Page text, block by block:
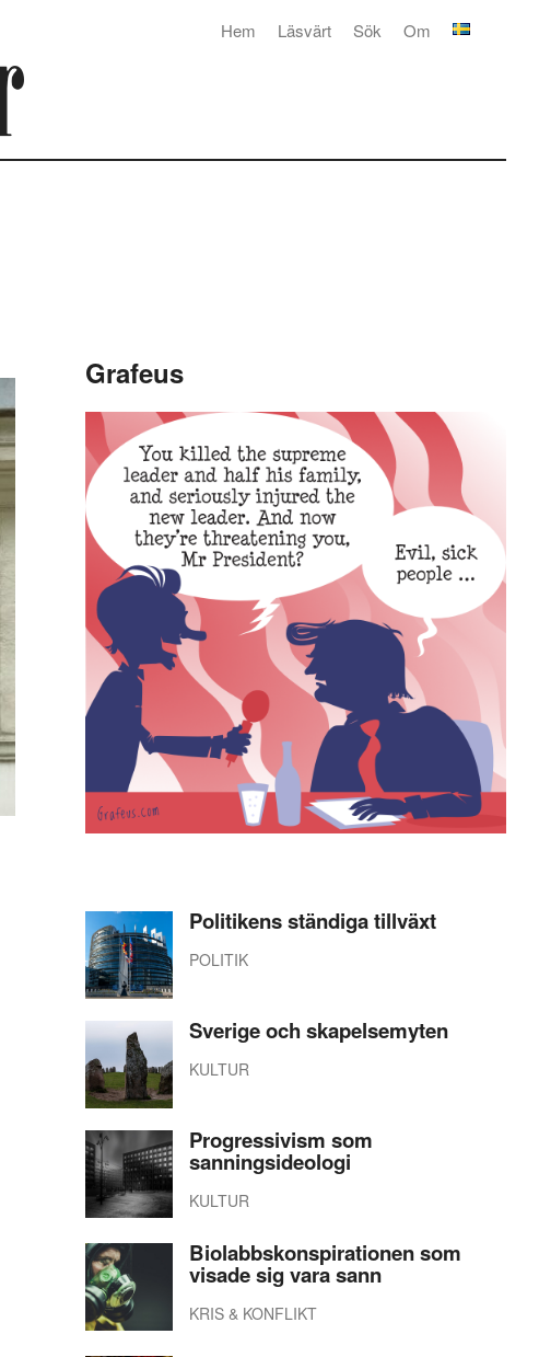
Om
Sök
Läsvärt
Hem
Grafeus
Politikens ständiga tillväxt
POLITIK
Sverige och skapelsemyten
KULTUR
Progressivism som
sanningsideologi
KULTUR
Biolabbskonspirationen som
visade sig vara sann
KRIS & KONFLIKT